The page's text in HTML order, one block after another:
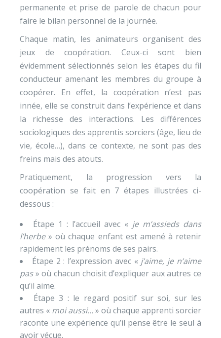
permanente et prise de parole de chacun pour
faire le bilan personnel de la journée.
Chaque matin, les animateurs organisent des
jeux de coopération. Ceux-ci sont bien
évidemment sélectionnés selon les étapes du fil
conducteur amenant les membres du groupe à
coopérer. En effet, la coopération n’est pas
innée, elle se construit dans l’expérience et dans
la richesse des interactions. Les différences
sociologiques des apprentis sorciers (âge, lieu de
vie, école…), dans ce contexte, ne sont pas des
freins mais des atouts.
Pratiquement, la progression vers la
coopération se fait en 7 étapes illustrées ci-
dessous :
Étape 1 : l’accueil avec « je m’assieds dans
l’herbe» où chaque enfant est amené à retenir
rapidement les prénoms de ses pairs.
Étape 2 : l’expression avec « j’aime, je n’aime
pas» où chacun choisit d’expliquer aux autres ce
qu’il aime.
Étape 3 : le regard positif sur soi, sur les
autres « moi aussi…» où chaque apprenti sorcier
raconte une expérience qu’il pense être le seul à
avoir vécue.